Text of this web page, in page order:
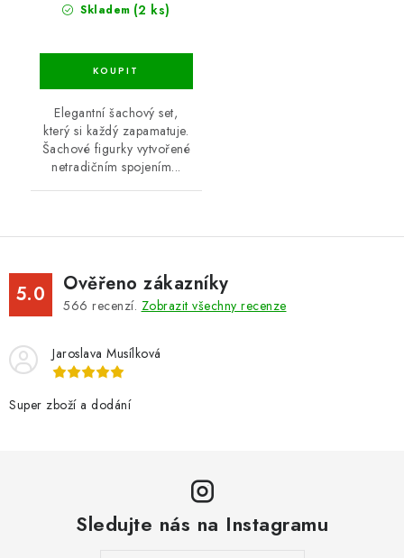
Skladem (2 ks)
Elegantní šachový set,
který si každý zapamatuje.
Šachové figurky vytvořené
netradičním spojením...
5.0 Ověřeno zákazníky
566 recenzí. Zobrazit všechny recenze
Jaroslava Musílková
Super zboží a dodání
Sledujte nás na Instagramu